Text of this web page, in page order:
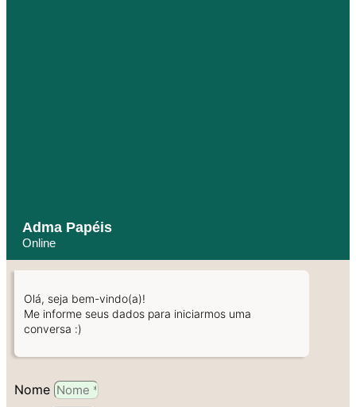
Adma Papéis
Online
Olá, seja bem-vindo(a)!
Me informe seus dados para iniciarmos uma
conversa :)
Nome